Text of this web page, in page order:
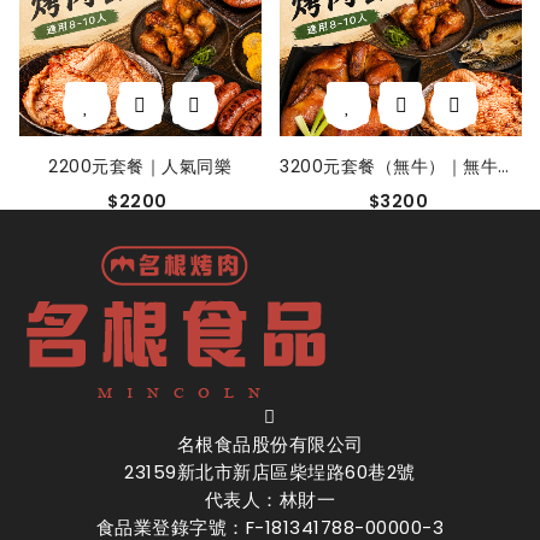
$3200
12000元套餐｜乳豬派對
$12000
名根食品股份有限公司
23159新北市新店區柴埕路60巷2號
代表人：林財一
食品業登錄字號：F-181341788-00000-3